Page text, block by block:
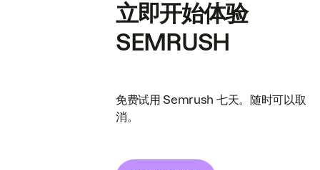
立即开始体验
SEMRUSH
免费试用 Semrush 七天。随时可以取
消。